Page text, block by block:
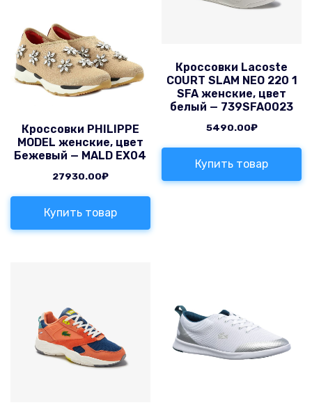
Кроссовки PHILIPPE
MODEL женские, цвет
Бежевый — MALD EX04
27930.00₽
Купить товар
Кроссовки Lacoste
COURT SLAM NEO 220 1
SFA женские, цвет
белый — 739SFA0023
5490.00₽
Купить товар